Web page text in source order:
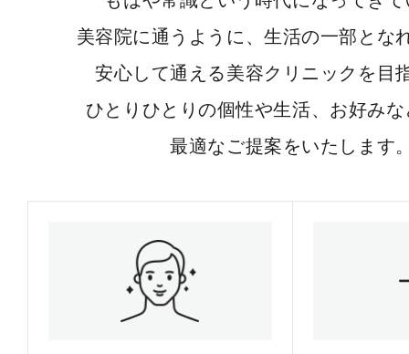
美容院に通うように、生活の一部とな
安心して通える美容クリニックを目
ひとりひとりの個性や生活、お好み
最適なご提案をいたします